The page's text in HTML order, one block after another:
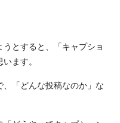
とすると、「キャプショ
ます。
「どんな投稿なのか」な